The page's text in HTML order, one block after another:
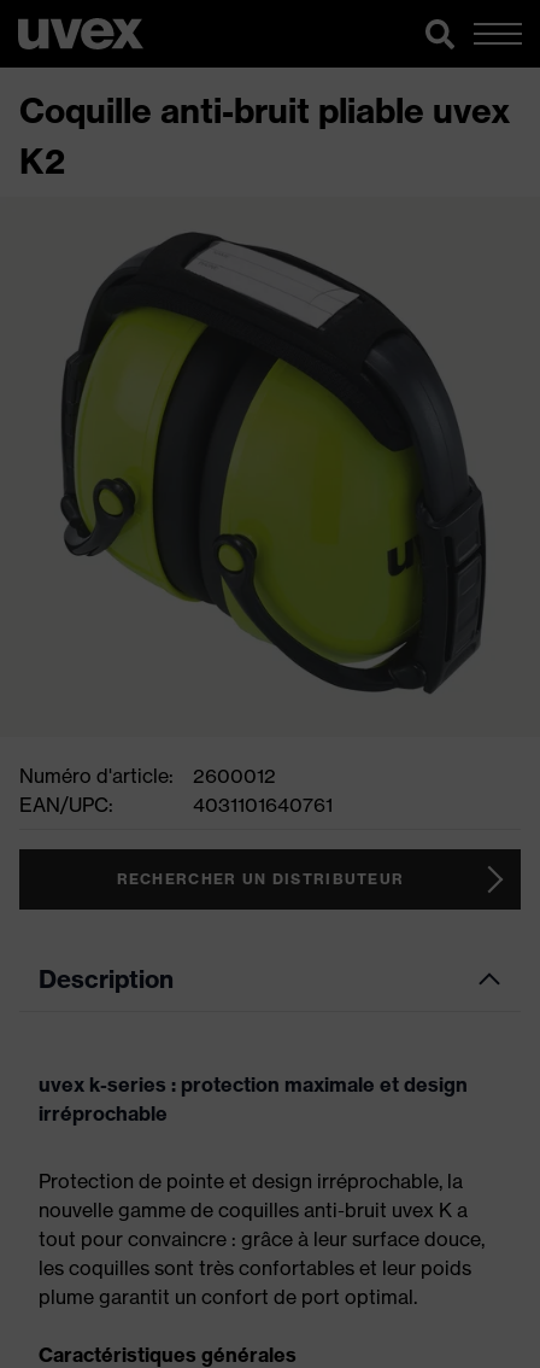
Coquille anti-bruit pliable uvex
K2
Numéro d'article:
2600012
EAN/UPC:
4031101640761
RECHERCHER UN DISTRIBUTEUR
Description
uvex k-series : protection maximale et design
irréprochable
Protection de pointe et design irréprochable, la
nouvelle gamme de coquilles anti-bruit uvex K a
tout pour convaincre : grâce à leur surface douce,
les coquilles sont très confortables et leur poids
plume garantit un confort de port optimal.
Caractéristiques générales